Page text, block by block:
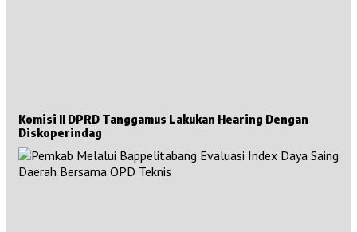
Komisi II DPRD Tanggamus Lakukan Hearing Dengan
Diskoperindag